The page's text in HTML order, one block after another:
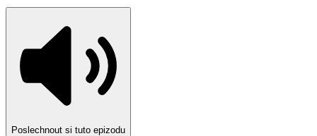
Poslechnout si tuto epizodu